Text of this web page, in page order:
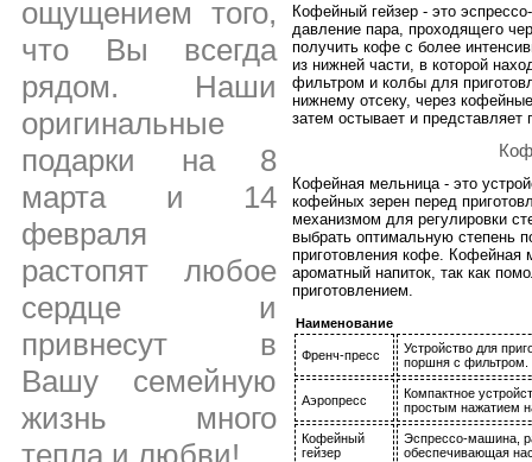
ощущением того,
что Вы всегда
рядом. Наши
оригинальные
подарки на 8
марта и 14
февраля
растопят любое
сердце и
привнесут в
Вашу семейную
жизнь много
тепла и любви!
Кофейный гейзер - это
давление пара, проходящего
получить кофе с более
из нижней части, в которой
фильтром и колбы для
нижнему отсеку, через
затем остывает и представляет
Кофейная мельница - это
кофейных зерен перед
механизмом для регулировки
выбрать оптимальную степень
приготовления кофе. Кофейная
ароматный напиток, так как
приготовлением.
Наименование
Френч-пресс
Устройство для
поршня с фильтром.
Аэропресс
Компактное
простым нажатием
Кофейный
гейзер
Эспрессо-машина,
обеспечивающая